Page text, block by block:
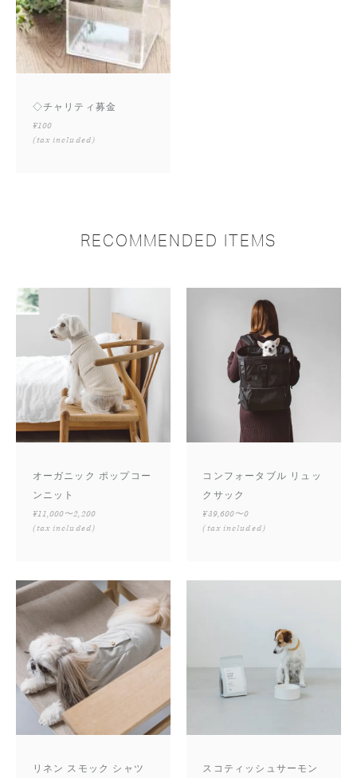
◇チャリティ募金
¥100
(tax included)
RECOMMENDED ITEMS
オーガニック ポップコー
ンニット
¥11,000〜2,200
(tax included)
コンフォータブル リュッ
クサック
¥39,600〜0
(tax included)
リネン スモック シャツ
スコティッシュサーモン